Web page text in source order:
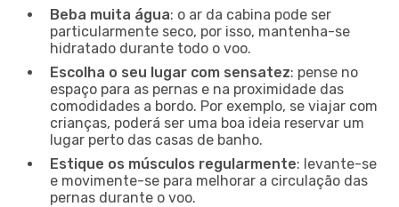
Beba muita água: o ar da cabina pode ser
particularmente seco, por isso, mantenha-se
hidratado durante todo o voo.
Escolha o seu lugar com sensatez: pense no
espaço para as pernas e na proximidade das
comodidades a bordo. Por exemplo, se viajar com
crianças, poderá ser uma boa ideia reservar um
lugar perto das casas de banho.
Estique os músculos regularmente: levante-se
e movimente-se para melhorar a circulação das
pernas durante o voo.